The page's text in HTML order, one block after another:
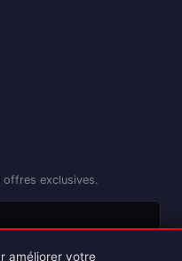
offres exclusives.
améliorer votre